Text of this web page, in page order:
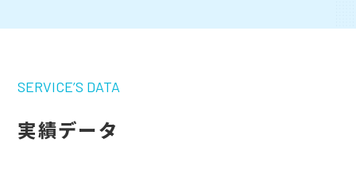
SERVICE’S DATA
実績データ